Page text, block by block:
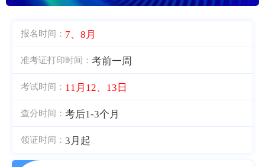
报名时间： 7、8月
准考证打印时间： 考前一周
考试时间： 11月12、13日
查分时间： 考后1-3个月
领证时间： 3月起